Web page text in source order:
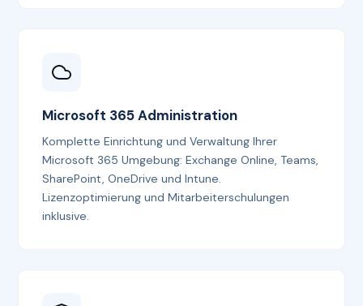
Microsoft 365 Administration
Komplette Einrichtung und Verwaltung Ihrer
Microsoft 365 Umgebung: Exchange Online, Teams,
SharePoint, OneDrive und Intune.
Lizenzoptimierung und Mitarbeiterschulungen
inklusive.